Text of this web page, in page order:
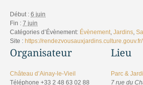
Début : 6 juin
Fin : 7 juin
Catégories d’Évènement: Évènement Jardins
Site : https://
Lieu
Parc &
7 rue du
Organisateur
Château d’Ainay-le-Vieil
Téléphone +33 2 48 63 02 88